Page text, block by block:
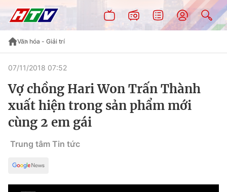
Văn hóa - Giải trí
07/11/2018 07:52
Vợ chồng Hari Won Trấn Thành
xuất hiện trong sản phẩm mới
cùng 2 em gái
Trung tâm Tin tức